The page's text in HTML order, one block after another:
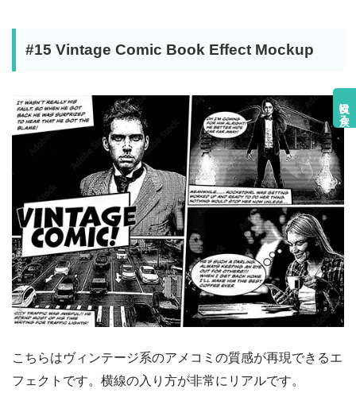
目次に戻る
#15 Vintage Comic Book Effect Mockup
こちらはヴィンテージ系のアメコミの質感が再現できるエ
フェクトです。横線の入り方が非常にリアルです。